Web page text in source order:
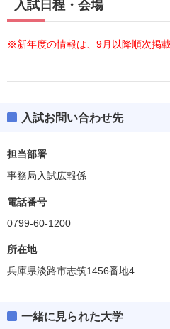
入試日程・会場
※新年度の情報は、9月以降順次掲載
入試お問い合わせ先
担当部署
事務局入試広報係
電話番号
0799-60-1200
所在地
兵庫県淡路市志筑1456番地4
一緒に見られた大学